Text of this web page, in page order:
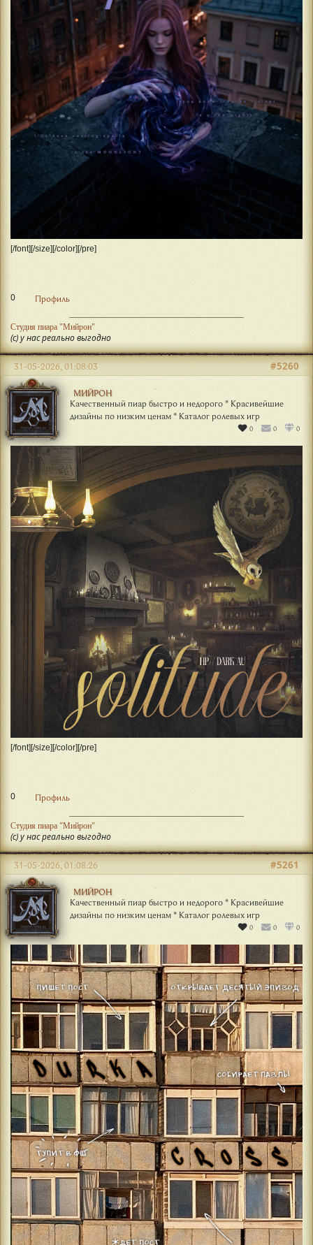
[/font][/size][/color][/pre]
0 Профиль
Студия пиара "Мийрон"
(с) у нас реально выгодно
МИЙРОН
Качественный пиар быстро и недорого * Красивейшие
дизайны по низким ценам * Каталог ролевых игр
0 0 0
#5260
31-05-2026, 01:08:03
[/font][/size][/color][/pre]
0 Профиль
Студия пиара "Мийрон"
(с) у нас реально выгодно
МИЙРОН
Качественный пиар быстро и недорого * Красивейшие
дизайны по низким ценам * Каталог ролевых игр
0 0 0
#5261
31-05-2026, 01:08:26